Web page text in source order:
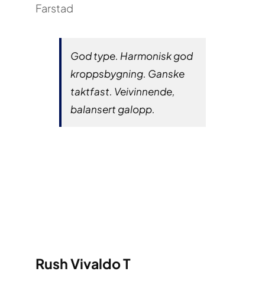
Farstad
God type. Harmonisk god
kroppsbygning. Ganske
taktfast. Veivinnende,
balansert galopp.
Rush Vivaldo T